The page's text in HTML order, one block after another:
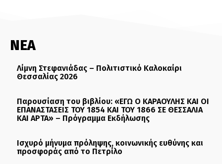
ΝΕΑ
Λίμνη Στεφανιάδας – Πολιτιστικό Καλοκαίρι
Θεσσαλίας 2026
Παρουσίαση του βιβλίου: «ΕΓΩ Ο ΚΑΡΑΟΥΛΗΣ ΚΑΙ ΟΙ
ΕΠΑΝΑΣΤΑΣΕΙΣ ΤΟΥ 1854 ΚΑΙ ΤΟΥ 1866 ΣΕ ΘΕΣΣΑΛΙΑ
ΚΑΙ ΑΡΤΑ» – Πρόγραμμα Εκδήλωσης
Ισχυρό μήνυμα πρόληψης, κοινωνικής ευθύνης και
προσφοράς από το Πετρίλο